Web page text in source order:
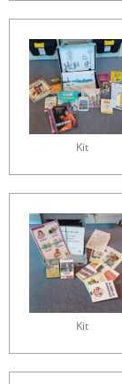
Kit
Kit